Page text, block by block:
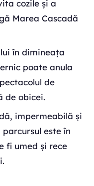
cozile și a
Marea Cascadă
în dimineața
poate anula
de
de obicei.
impermeabilă și
este în
fi umed și rece